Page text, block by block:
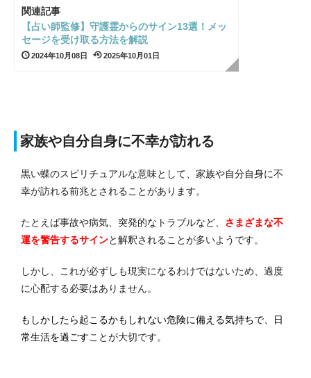
関連記事
【占い師監修】守護霊からのサイン13選！メッ
セージを受け取る方法を解説
2024年10月08日 2025年10月01日
家族や自分自身に不幸が訪れる
黒い蝶のスピリチュアルな意味として、家族や自分自身に不
幸が訪れる前兆とされることがあります。
たとえば事故や病気、突発的なトラブルなど、 さまざまな不
運を警告するサインと解釈されることが多いようです。
しかし、これが必ずしも現実になるわけではないため、過度
に心配する必要はありません。
もしかしたら起こるかもしれない危険に備える気持ちで、日
常生活を過ごすことが大切です。